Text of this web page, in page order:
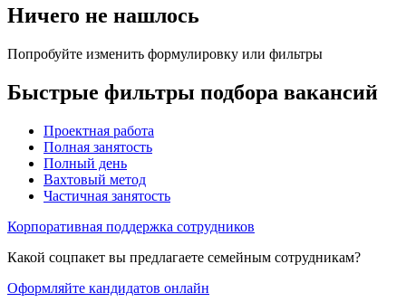
Ничего не нашлось
Попробуйте изменить формулировку или фильтры
Быстрые фильтры подбора вакансий
Проектная работа
Полная занятость
Полный день
Вахтовый метод
Частичная занятость
Корпоративная поддержка сотрудников
Какой соцпакет вы предлагаете семейным сотрудникам?
Оформляйте кандидатов онлайн